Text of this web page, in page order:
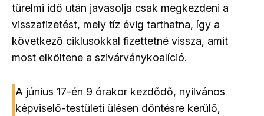
türelmi idő után javasolja csak megkezdeni a
visszafizetést, mely tíz évig tarthatna, így a
következő ciklusokkal fizettetné vissza, amit
most elköltene a szivárványkoalíció.
A június 17-én 9 órakor kezdődő, nyilvános
képviselő-testületi ülésen döntésre kerülő,